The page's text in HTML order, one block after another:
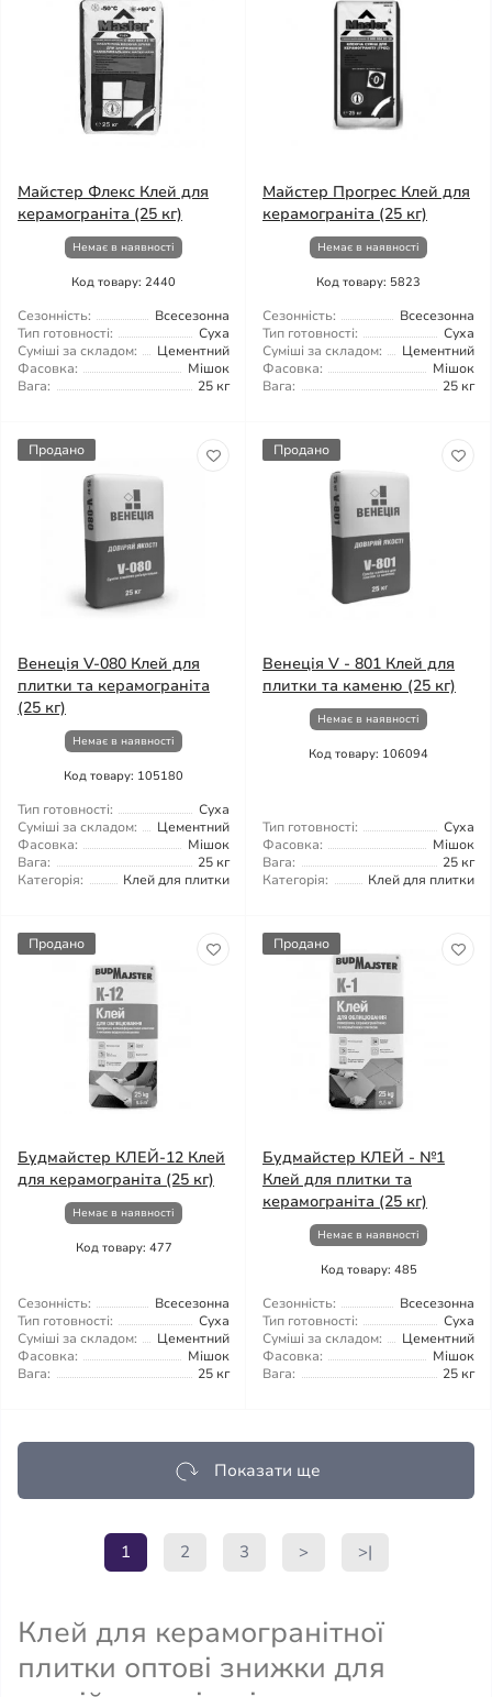
Майстер Флекс Клей для
керамограніта (25 кг)
Немає в наявності
Код товару: 2440
Сезонність:
Всесезонна
Тип готовності:
Суха
Суміші за складом:
Цементний
Фасовка:
Мішок
Вага:
25 кг
Майстер Прогрес Клей для
керамограніта (25 кг)
Немає в наявності
Код товару: 5823
Сезонність:
Всесезонна
Тип готовності:
Суха
Суміші за складом:
Цементний
Фасовка:
Мішок
Вага:
25 кг
Продано
Венеція V-080 Клей для
плитки та керамограніта
(25 кг)
Немає в наявності
Код товару: 105180
Тип готовності:
Суха
Суміші за складом:
Цементний
Фасовка:
Мішок
Вага:
25 кг
Категорія:
Клей для плитки
Продано
Венеція V - 801 Клей для
плитки та каменю (25 кг)
Немає в наявності
Код товару: 106094
Тип готовності:
Суха
Фасовка:
Мішок
Вага:
25 кг
Категорія:
Клей для плитки
Продано
Будмайстер КЛЕЙ-12 Клей
для керамограніта (25 кг)
Немає в наявності
Код товару: 477
Сезонність:
Всесезонна
Тип готовності:
Суха
Суміші за складом:
Цементний
Фасовка:
Мішок
Вага:
25 кг
Продано
Будмайстер КЛЕЙ - №1
Клей для плитки та
керамограніта (25 кг)
Немає в наявності
Код товару: 485
Сезонність:
Всесезонна
Тип готовності:
Суха
Суміші за складом:
Цементний
Фасовка:
Мішок
Вага:
25 кг
Показати ще
1 2 3 > >|
Клей для керамогранітної
плитки оптові знижки для